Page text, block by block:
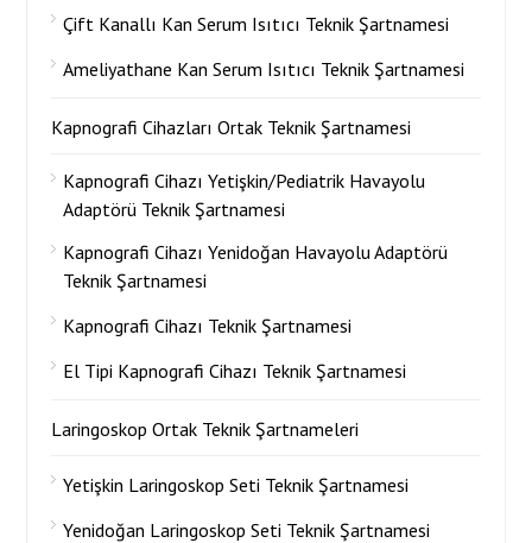
Çift Kanallı Kan Serum Isıtıcı Teknik Şartnamesi
Ameliyathane Kan Serum Isıtıcı Teknik Şartnamesi
Kapnografi Cihazları Ortak Teknik Şartnamesi
Kapnografi Cihazı Yetişkin/Pediatrik Havayolu
Adaptörü Teknik Şartnamesi
Kapnografi Cihazı Yenidoğan Havayolu Adaptörü
Teknik Şartnamesi
Kapnografi Cihazı Teknik Şartnamesi
El Tipi Kapnografi Cihazı Teknik Şartnamesi
Laringoskop Ortak Teknik Şartnameleri
Yetişkin Laringoskop Seti Teknik Şartnamesi
Yenidoğan Laringoskop Seti Teknik Şartnamesi